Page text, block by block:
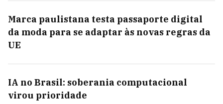
Marca paulistana testa passaporte digital
da moda para se adaptar às novas regras da
UE
IA no Brasil: soberania computacional
virou prioridade